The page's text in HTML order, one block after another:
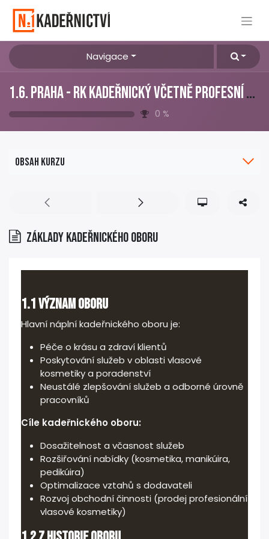
Navigace
1.6. Praha - RK KADEŘNICKÝ VČETNĚ PROFESNÍ ZKOUŠKY (TEORIE)
0 %
Obsah kurzu
Základy kadeřnického oboru
1.1 Význam oboru
Hlavní náplní kadeřnického oboru je:
Péče o krásu a zdraví klientů
Poskytování služeb v oblasti vlasové
kosmetiky a poradenství
Neustálé zlepšování služeb a odborné úrovně
pracovníků
Cíle kadeřnického oboru:
Dosažitelnost a včasnost služeb
Rozšiřování nabídky (kosmetika, manikúira,
pedikúira)
Optimalizace vztahů s dodavateli
Rozvoj obchodní činnosti (prodej profesionální
vlasové kosmetiky)